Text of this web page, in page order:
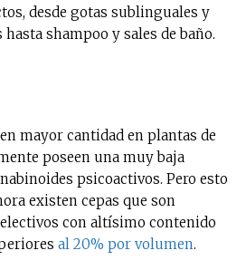
desde gotas sublinguales y
shampoo y sales de baño.
mayor cantidad en plantas de
poseen una muy baja
psicoactivos. Pero esto
existen cepas que son
con altísimo contenido
al 20% por volumen.